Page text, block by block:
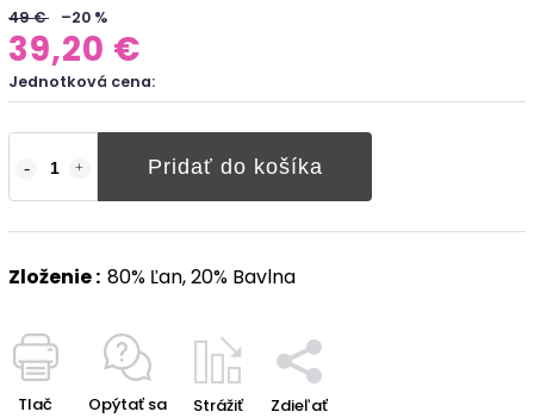
49 € –20 %
39,20 €
Jednotková cena:
Pridať do košíka
Zloženie : 80% Ľan, 20% Bavlna
Tlač Opýtať sa Strážiť Zdieľať